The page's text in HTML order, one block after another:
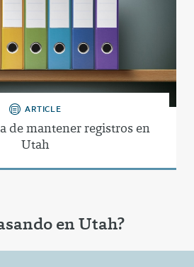
ARTICLE
de mantener registros en
Utah
en Utah?